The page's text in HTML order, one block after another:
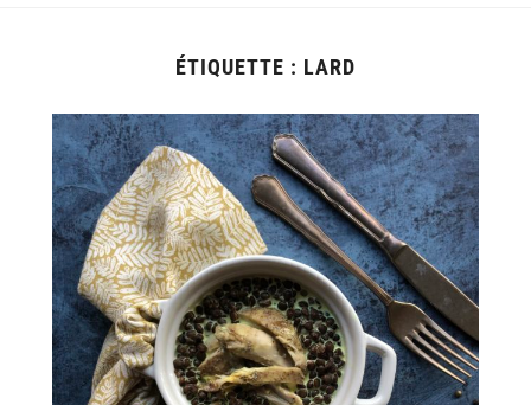
ÉTIQUETTE : LARD